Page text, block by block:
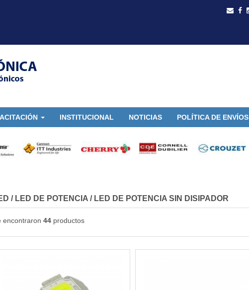
INSTITUCIONAL NOTICIAS POLÍTICA DE ENVÍOS
/ LED DE POTENCIA/ LED DE POTENCIA SIN DISIPADOR
encontraron 44 productos